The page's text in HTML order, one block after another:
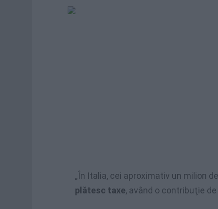
„În Italia, cei aproximativ un milion
plătesc taxe, având o contribuţie de